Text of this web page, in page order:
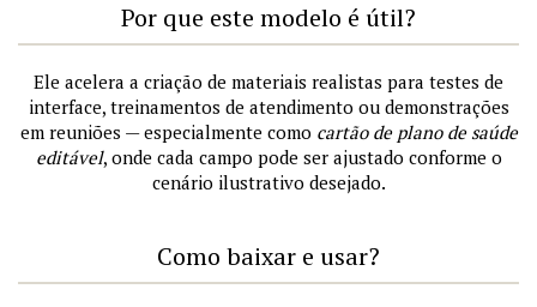
Por que este modelo é útil?
Ele acelera a criação de materiais realistas para testes de
interface, treinamentos de atendimento ou demonstrações
em reuniões — especialmente como cartão de plano de saúde
editável, onde cada campo pode ser ajustado conforme o
cenário ilustrativo desejado.
Como baixar e usar?